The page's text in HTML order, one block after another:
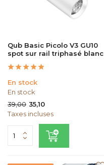
Qub Basic Picolo V3 GU10
spot sur rail triphasé blanc
En stock
En stock
39,00 35,10
Taxes incluses